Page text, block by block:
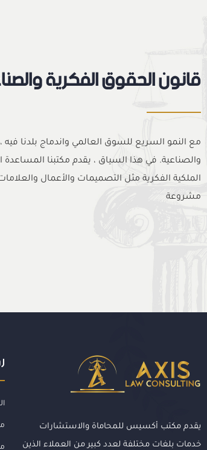
قانون الحقوق الفكرية
مع النمو السريع للسوق العالمي واندماج بلدنا فيه
والصناعية. في هذا السياق ، يقدم مكتبنا المساعدة
الملكية الفكرية مثل التصميمات والأعمال والعلامات
مشروعة
يقدم مكتب أكسيس للمحاماة والاستشارات
خدمات بلغات مختلفة لعدد كبير من العملاء الذين